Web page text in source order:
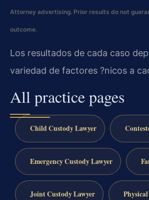
Attorney advertising. Prior results do not
outcome.
Los resultados de cada caso
variedad de factores ?nicos a
All practice pages
Child Custody Lawyer
Emergency Custody Lawyer
Joint Custody Lawyer